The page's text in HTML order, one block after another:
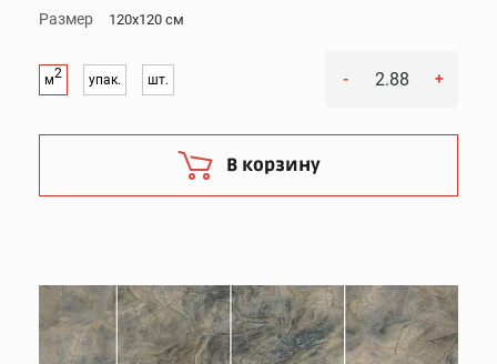
Размер 120x120 см
м2 упак. шт. - +
В корзину